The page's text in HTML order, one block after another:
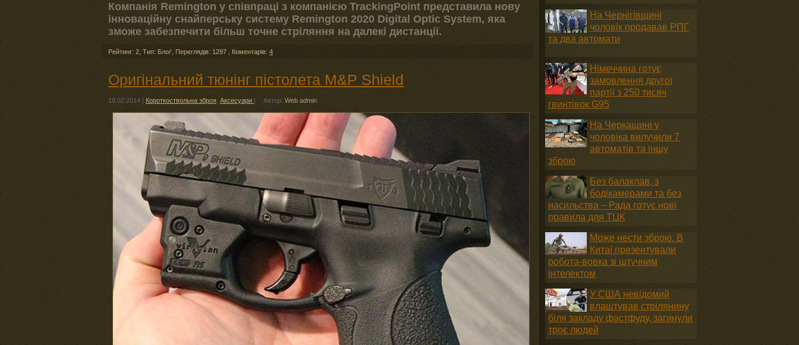
Компанія Remington у співпраці з компанією TrackingPoint представила нову
інноваційну снайперську систему Remington 2020 Digital Optic System, яка
зможе забезпечити більш точне стріляння на далекі дистанції.
Рейтинг: 2 Тип: Блоґ Переглядів: 1297 Коментарів: 4
Оригінальний тюнінг пістолета M&P Shield
18.02.2014 Короткоствольна зброя Аксесуари Автор: Web admin
На Чернігівщині
чоловік продавав РПГ
та два автомати
Німеччина готує
замовлення другої
партії з 250 тисяч
гвинтівок G95
На Черкащині у
чоловіка вилучили 7
автоматів та іншу
зброю
Без балаклав, з
бодікамерами та без
насильства – Рада готує нові
правила для ТЦК
Може нести зброю. В
Китаї презентували
робота-вовка зі штучним
інтелектом
У США невідомий
влаштував стрілянину
біля закладу фастфуду, загинули
троє людей